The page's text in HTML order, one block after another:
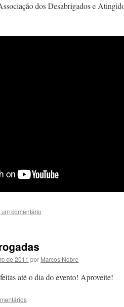
dos Desabrigados e
comentário
de 2011 por Marcos Nobre
até o dia do evento! Aproveite!